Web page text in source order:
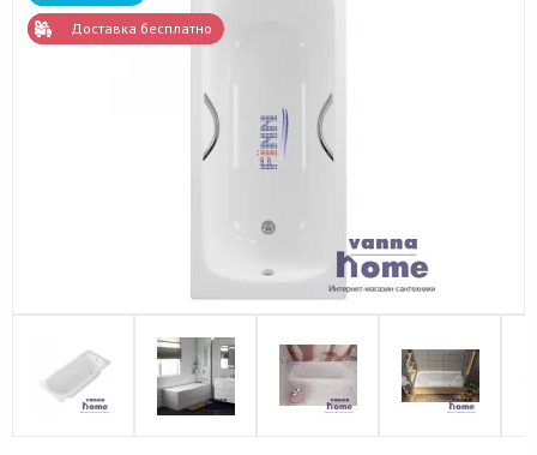
Доставка бесплатно